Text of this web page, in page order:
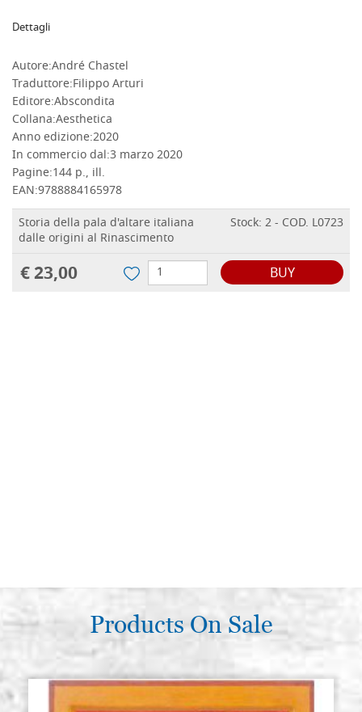
Dettagli
Autore:André Chastel
Traduttore:Filippo Arturi
Editore:Abscondita
Collana:Aesthetica
Anno edizione:2020
In commercio dal:3 marzo 2020
Pagine:144 p., ill.
EAN:9788884165978
Storia della pala d'altare italiana
dalle origini al Rinascimento
Stock: 2 - COD. L0723
€ 23,00 BUY
Products On Sale